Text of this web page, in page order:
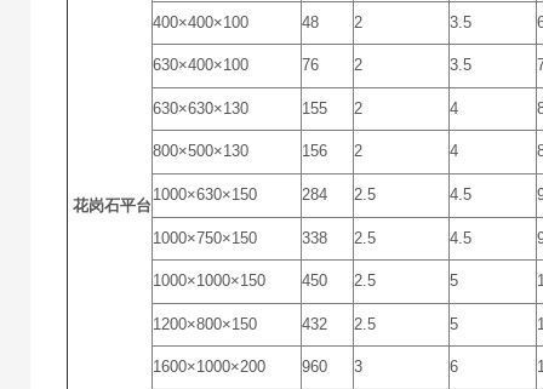
花岗石平台
400×400×100 48 2 3.5
630×400×100 76 2 3.5
630×630×130 155 2 4
800×500×130 156 2 4
1000×630×150 284 2.5 4.5
1000×750×150 338 2.5 4.5
1000×1000×150 450 2.5 5
1200×800×150 432 2.5 5
1600×1000×200 960 3 6